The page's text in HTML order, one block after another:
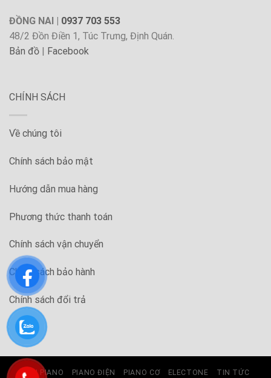
ĐỒNG NAI | 0937 703 553
48/2 Đồn Điền 1, Túc Trưng, Định Quán.
Bản đồ
Facebook
CHÍNH SÁCH
Về chúng tôi
Chính sách bảo mật
Hướng dẫn mua hàng
Phương thức thanh toán
Chính sách vận chuyển
Chính sách bảo hành
Chính sách đổi trả
ĐÀN PIANO PIANO ĐIỆN PIANO CƠ ELECTONE TIN TỨC